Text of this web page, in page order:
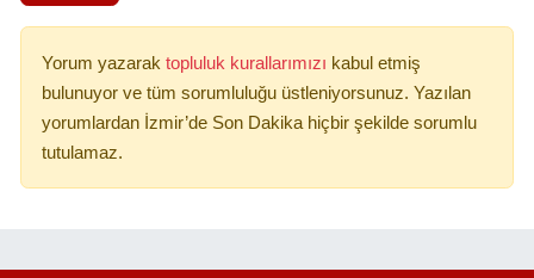
Yorum yazarak topluluk kurallarımızı kabul etmiş
bulunuyor ve tüm sorumluluğu üstleniyorsunuz. Yazılan
yorumlardan İzmir’de Son Dakika hiçbir şekilde sorumlu
tutulamaz.